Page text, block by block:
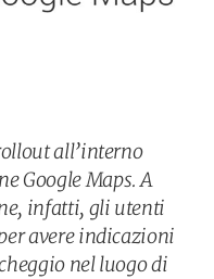
all’interno
Google Maps. A
infatti, gli utenti
avere indicazioni
nel luogo di